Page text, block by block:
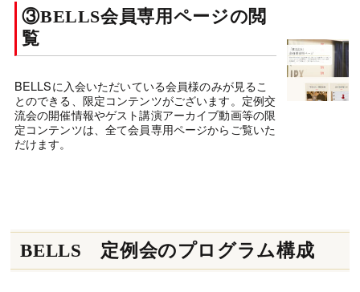
③BELLS会員専用ページの閲
覧
BELLSに入会いただいている会員様のみが見るこ
とのできる、限定コンテンツがございます。定例交
流会の開催情報やゲスト講演アーカイブ動画等の限
定コンテンツは、全て会員専用ページからご覧いた
だけます。
BELLS 定例会のプログラム構成